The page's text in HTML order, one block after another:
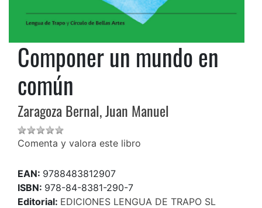
Componer un mundo en
común
Zaragoza Bernal, Juan Manuel
Comenta y valora este libro
EAN: 9788483812907
ISBN: 978-84-8381-290-7
Editorial: EDICIONES LENGUA DE TRAPO SL